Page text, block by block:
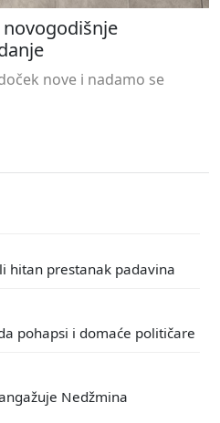
novogodišnje
nove i nadamo se
hitan prestanak padavina
pohapsi i domaće političare
Nedžmina